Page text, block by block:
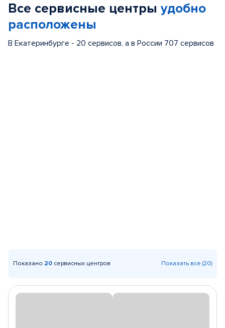
Все сервисные центры удобно
расположены
В Екатеринбурге - 20 сервисов, а в России 707 сервисов
Показано 20 сервисных центров Показать все (20)